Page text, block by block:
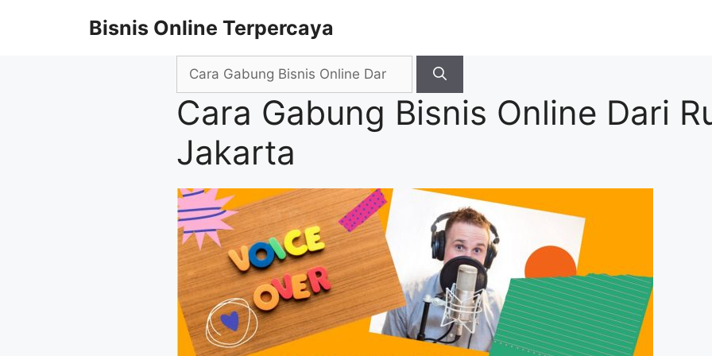
Bisnis Online Terpercaya
Search
Cara Gabung Bisnis Online Dari
Jakarta